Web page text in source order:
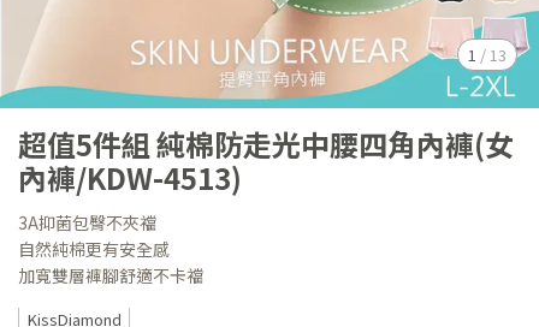
1 / 13
超值5件組 純棉防走光中腰四角內褲(女
內褲/KDW-4513)
3A抑菌包臀不夾襠
自然純棉更有安全感
加寬雙層褲腳舒適不卡襠
KissDiamond